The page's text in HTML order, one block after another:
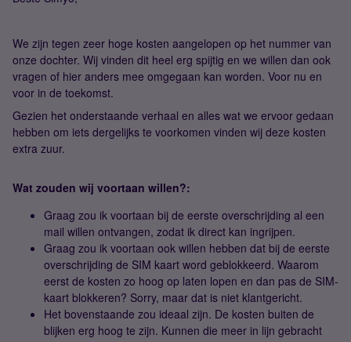
We zijn tegen zeer hoge kosten aangelopen op het nummer van
onze dochter. Wij vinden dit heel erg spijtig en we willen dan ook
vragen of hier anders mee omgegaan kan worden. Voor nu en
voor in de toekomst.
Gezien het onderstaande verhaal en alles wat we ervoor gedaan
hebben om iets dergelijks te voorkomen vinden wij deze kosten
extra zuur.
Wat zouden wij voortaan willen?:
Graag zou ik voortaan bij de eerste overschrijding al een
mail willen ontvangen, zodat ik direct kan ingrijpen.
Graag zou ik voortaan ook willen hebben dat bij de eerste
overschrijding de SIM kaart word geblokkeerd. Waarom
eerst de kosten zo hoog op laten lopen en dan pas de SIM-
kaart blokkeren? Sorry, maar dat is niet klantgericht.
Het bovenstaande zou ideaal zijn. De kosten buiten de
blijken erg hoog te zijn. Kunnen die meer in lijn gebracht